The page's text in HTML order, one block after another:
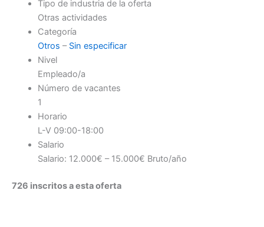
Tipo de industria de la oferta
Otras actividades
Categoría
Otros – Sin especificar
Nivel
Empleado/a
Número de vacantes
1
Horario
L-V 09:00-18:00
Salario
Salario: 12.000€ – 15.000€ Bruto/año
726 inscritos a esta oferta